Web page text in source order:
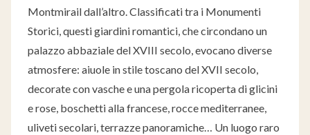
Montmirail dall’altro. Classificati tra i Monumenti
Storici, questi giardini romantici, che circondano un
palazzo abbaziale del XVIII secolo, evocano diverse
atmosfere: aiuole in stile toscano del XVII secolo,
decorate con vasche e una pergola ricoperta di glicini
e rose, boschetti alla francese, rocce mediterranee,
uliveti secolari, terrazze panoramiche… Un luogo raro